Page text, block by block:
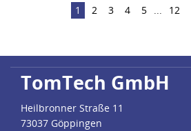
1 2 3 4 5 ... 12
TomTech GmbH
Heilbronner Straße 11
73037 Göppingen